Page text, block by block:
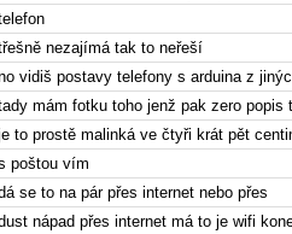
nezajímá tak to neřeší
vidiš postavy telefony s arduina z
mám fotku toho jenž pak zero popis
to prostě malinká ve čtyři krát pět
poštou vím
se to na pár přes internet nebo přes
nápad přes internet má to je wifi